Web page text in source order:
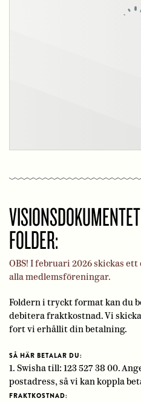
FOLDER:
OBS! I februari 2026 skickas
alla medlemsföreningar.
Foldern i tryckt format kan du
debitera fraktkostnad. Vi
fort vi erhållit din betalning.
SÅ HÄR BETALAR DU:
1. Swisha till: 123 527 38 00.
postadress, så vi kan koppla
FRAKTKOSTNAD: